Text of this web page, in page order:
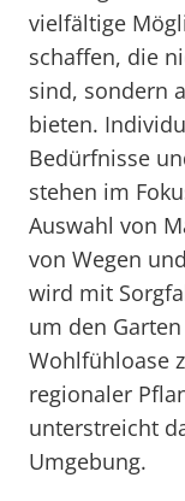
vielfältige
schaffen, die
sind, sondern
bieten.
Bedürfnisse
stehen im
Auswahl von
von Wegen
wird mit
um den
Wohlfühloase
regionaler
unterstreicht
Umgebung.